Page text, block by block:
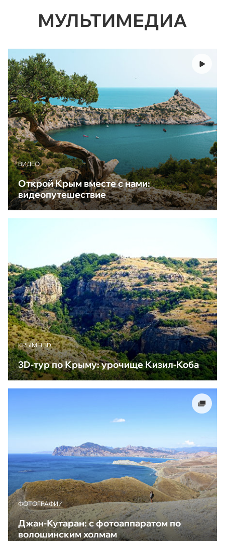
МУЛЬТИМЕДИА
ВИДЕО
Открой Крым вместе с нами:
видеопутешествие
КРЫМ В 3D
3D-тур по Крыму: урочище Кизил-Коба
ФОТОГРАФИИ
Джан-Кутаран: с фотоаппаратом по
волошинским холмам